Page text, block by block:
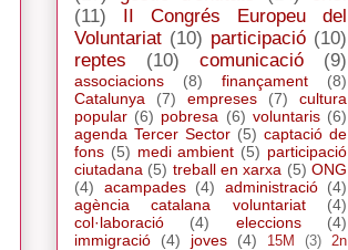
(11)
II Congrés Europeu del
Voluntariat (10) participació (10)
reptes
(10) comunicació (9)
associacions (8) finançament
(8)
Catalunya
(7) empreses (7)
cultura
popular (6) pobresa (6) voluntaris (6)
agenda Tercer Sector (5) captació de
fons (5) medi ambient (5) participació
ciutadana (5) treball en xarxa (5) ONG
(4)
acampades (4) administració (4)
agència catalana voluntariat
(4)
col·laboració
(4) eleccions
(4)
immigració
(4) joves (4) 15M (3)
2n